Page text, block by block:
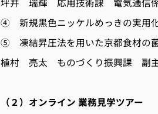
④ 新規黒色ニッケルめっきの実
⑤ 凍結昇圧法を用いた京都食材の
植村 亮太 ものづくり振興課 副主
（２）オンライン 業務見学ツアー